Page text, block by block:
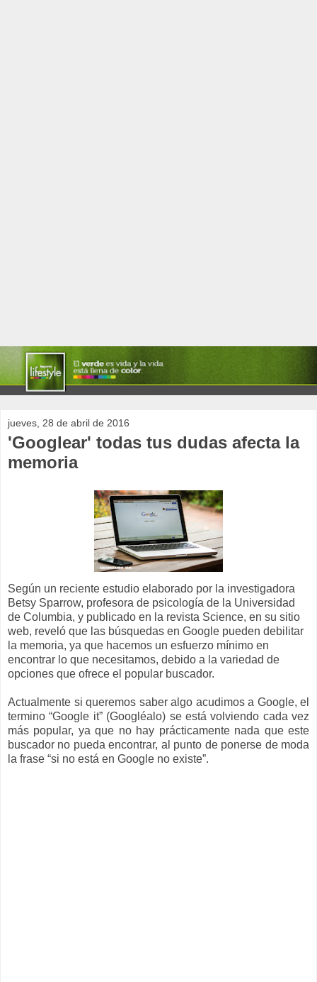
jueves, 28 de abril de 2016
'Googlear' todas tus dudas afecta la
memoria
Según un reciente estudio elaborado por la investigadora
Betsy Sparrow, profesora de psicología de la Universidad
de Columbia, y publicado en la revista Science, en su sitio
web, reveló que las búsquedas en Google pueden debilitar
la memoria, ya que hacemos un esfuerzo mínimo en
encontrar lo que necesitamos, debido a la variedad de
opciones que ofrece el popular buscador.
Actualmente si queremos saber algo acudimos a Google, el
termino “Google it” (Googléalo) se está volviendo cada vez
más popular, ya que no hay prácticamente nada que este
buscador no pueda encontrar, al punto de ponerse de moda
la frase “si no está en Google no existe”.